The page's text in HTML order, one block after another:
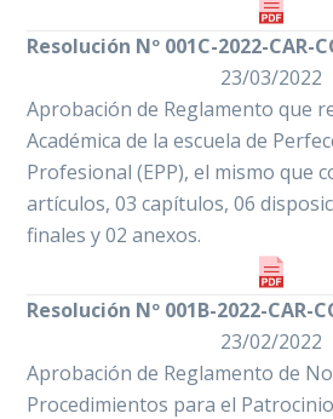
Resolución Nº 001C-2022-CAR-
23/03/2022
Aprobación de Reglamento que
Académica de la escuela de
Profesional (EPP), el mismo que
artículos, 03 capítulos, 06
finales y 02 anexos.
Resolución Nº 001B-2022-CAR-
23/02/2022
Aprobación de Reglamento de
Procedimientos para el